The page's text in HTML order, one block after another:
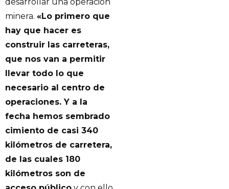
minera. «Lo primero que
hay que hacer es
construir las carreteras,
que nos van a permitir
llevar todo lo que
necesario al centro de
operaciones. Y a la
fecha hemos sembrado
cimiento de casi 340
kilómetros de carretera,
de las cuales 180
kilómetros son de